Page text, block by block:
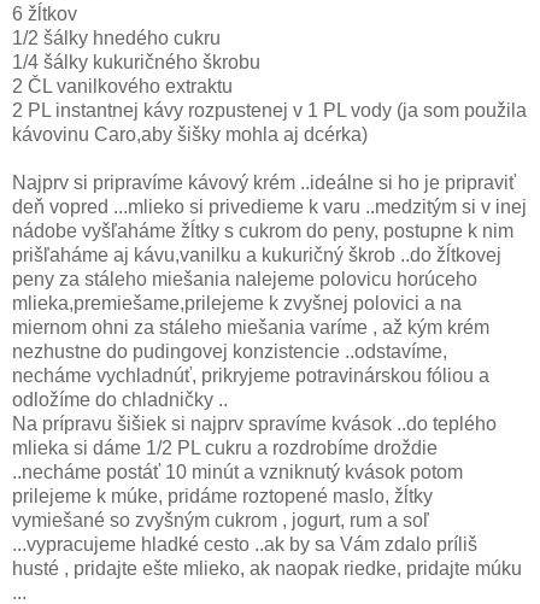
6 žĺtkov
1/2 šálky hnedého cukru
1/4 šálky kukuričného škrobu
2 ČL vanilkového extraktu
2 PL instantnej kávy rozpustenej v 1 PL vody (ja som použila
kávovinu Caro,aby šišky mohla aj dcérka)
Najprv si pripravíme kávový krém ..ideálne si ho je pripraviť
deň vopred ...mlieko si privedieme k varu ..medzitým si v inej
nádobe vyšľaháme žĺtky s cukrom do peny, postupne k nim
prišľaháme aj kávu,vanilku a kukuričný škrob ..do žĺtkovej
peny za stáleho miešania nalejeme polovicu horúceho
mlieka,premiešame,prilejeme k zvyšnej polovici a na
miernom ohni za stáleho miešania varíme , až kým krém
nezhustne do pudingovej konzistencie ..odstavíme,
necháme vychladnúť, prikryjeme potravinárskou fóliou a
odložíme do chladničky ..
Na prípravu šišiek si najprv spravíme kvások ..do teplého
mlieka si dáme 1/2 PL cukru a rozdrobíme droždie
..necháme postáť 10 minút a vzniknutý kvások potom
prilejeme k múke, pridáme roztopené maslo, žĺtky
vymiešané so zvyšným cukrom , jogurt, rum a soľ
...vypracujeme hladké cesto ..ak by sa Vám zdalo príliš
husté , pridajte ešte mlieko, ak naopak riedke, pridajte múku
...